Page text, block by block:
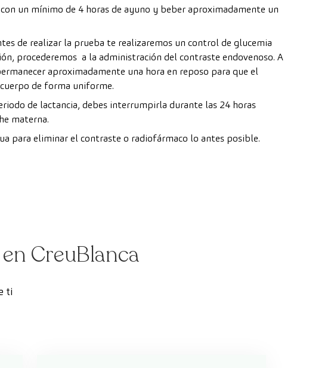
un mínimo de 4 horas de ayuno y beber aproximadamente un
de realizar la prueba te realizaremos un control de glucemia
procederemos a la administración del contraste endovenoso. A
aproximadamente una hora en reposo para que el
de forma uniforme.
de lactancia, debes interrumpirla durante las 24 horas
materna.
para eliminar el contraste o radiofármaco lo antes posible.
CreuBlanca
ti